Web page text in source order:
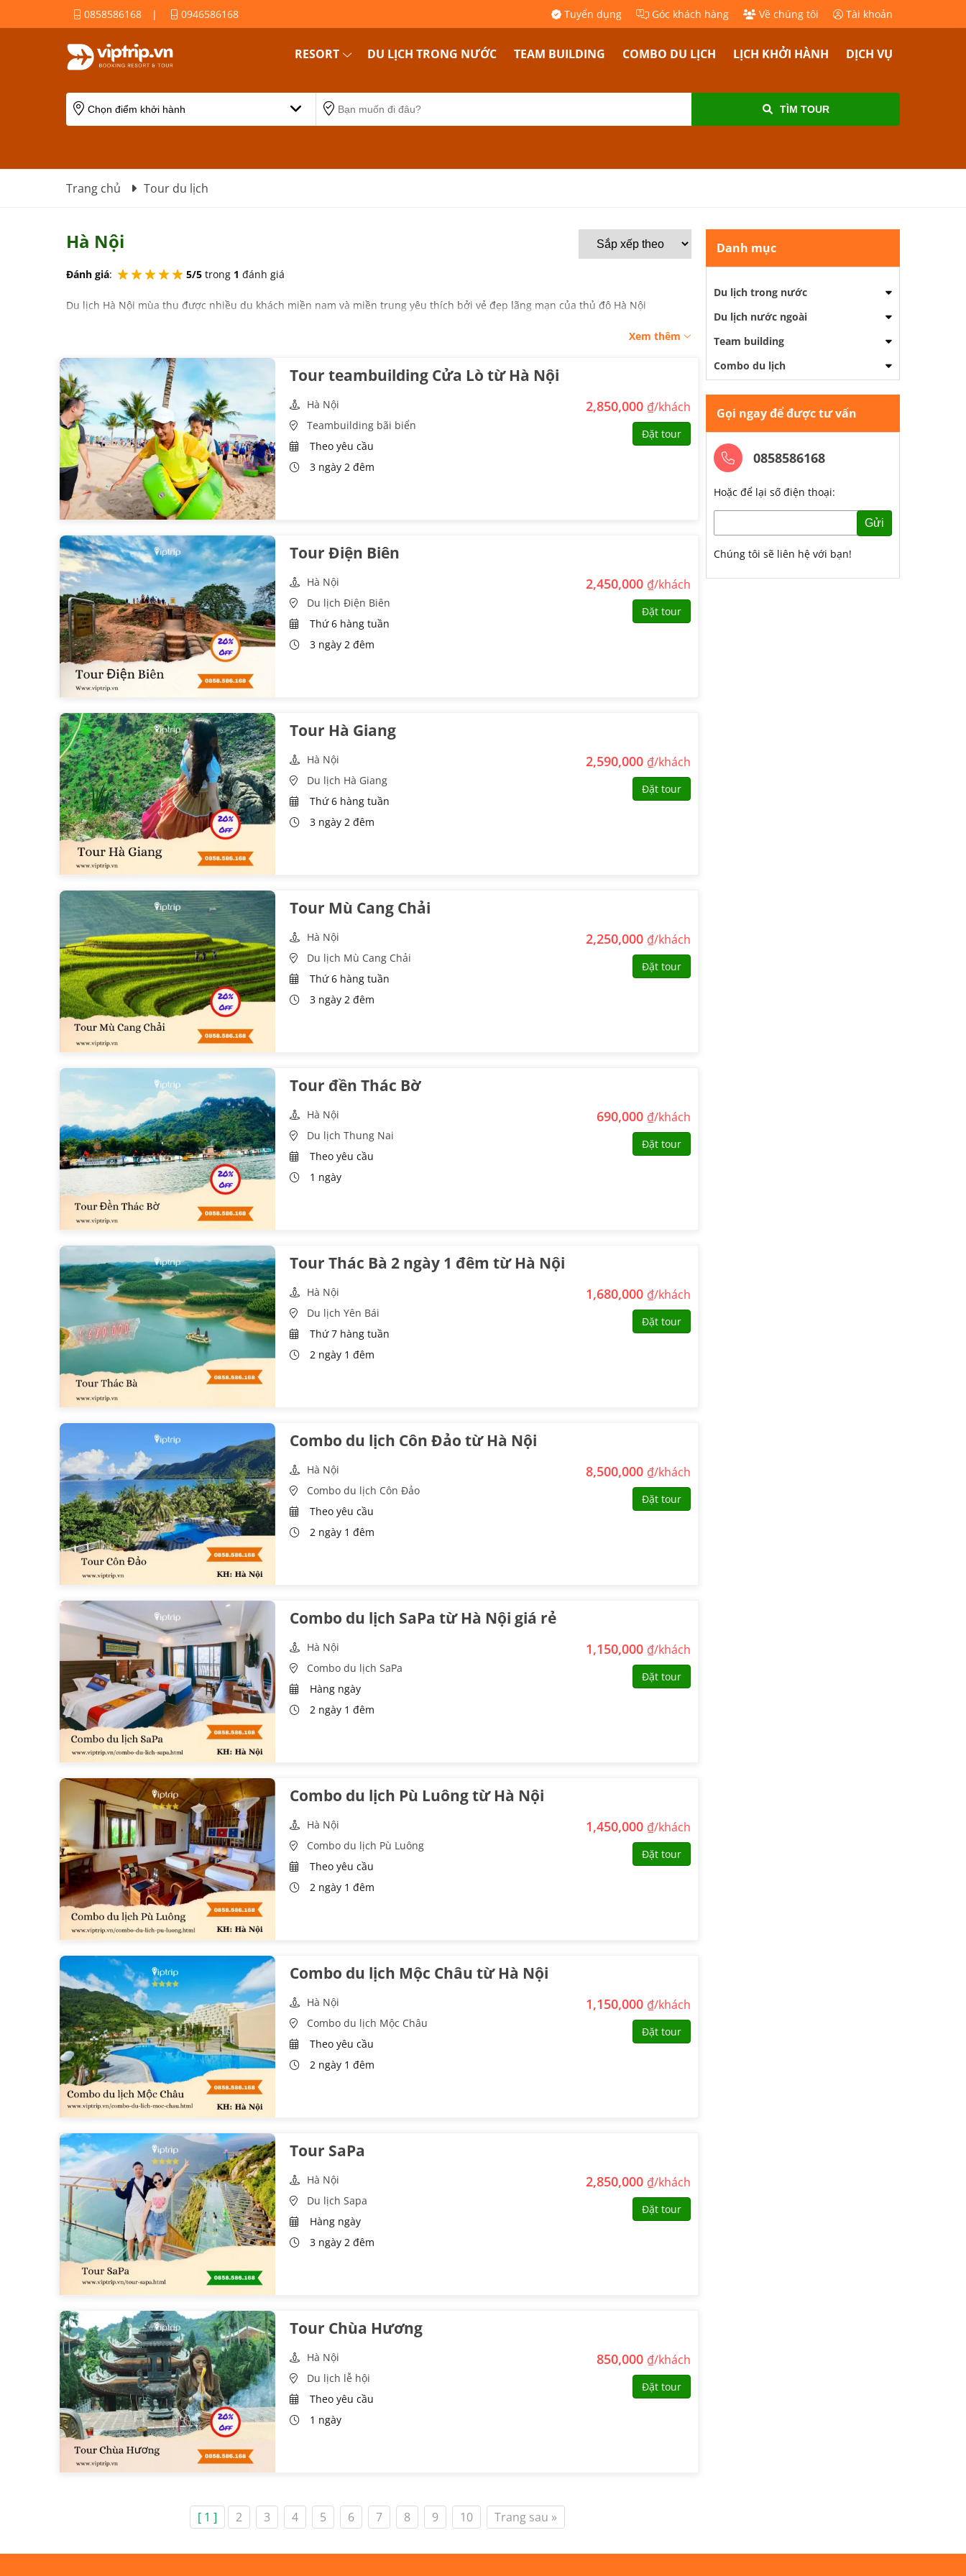
0858586168 | 0946586168 Tuyển dụng Góc khách hàng Về chúng tôi Tài khoản
RESORT DU LỊCH TRONG NƯỚC TEAM BUILDING COMBO DU LỊCH LỊCH KHỞI HÀNH DỊCH VỤ
TÌM TOUR
Trang chủ Tour du lịch
Hà Nội
Đánh giá: 5/5 trong 1 đánh giá
Du lịch Hà Nội mùa thu được nhiều du khách miền nam và miền trung yêu thích bởi vẻ đẹp lãng mạn của thủ đô Hà Nội
Xem thêm
Tour teambuilding Cửa Lò từ Hà Nội
Hà Nội
Teambuilding bãi biển
Theo yêu cầu
3 ngày 2 đêm
2,850,000 ₫/khách
Đặt tour
Tour Điện Biên
Hà Nội
Du lịch Điện Biên
Thứ 6 hàng tuần
3 ngày 2 đêm
2,450,000 ₫/khách
Đặt tour
Tour Hà Giang
Hà Nội
Du lịch Hà Giang
Thứ 6 hàng tuần
3 ngày 2 đêm
2,590,000 ₫/khách
Đặt tour
Tour Mù Cang Chải
Hà Nội
Du lịch Mù Cang Chải
Thứ 6 hàng tuần
3 ngày 2 đêm
2,250,000 ₫/khách
Đặt tour
Tour đền Thác Bờ
Hà Nội
Du lịch Thung Nai
Theo yêu cầu
1 ngày
690,000 ₫/khách
Đặt tour
Tour Thác Bà 2 ngày 1 đêm từ Hà Nội
Hà Nội
Du lịch Yên Bái
Thứ 7 hàng tuần
2 ngày 1 đêm
1,680,000 ₫/khách
Đặt tour
Combo du lịch Côn Đảo từ Hà Nội
Hà Nội
Combo du lịch Côn Đảo
Theo yêu cầu
2 ngày 1 đêm
8,500,000 ₫/khách
Đặt tour
Combo du lịch SaPa từ Hà Nội giá rẻ
Hà Nội
Combo du lịch SaPa
Hàng ngày
2 ngày 1 đêm
1,150,000 ₫/khách
Đặt tour
Combo du lịch Pù Luông từ Hà Nội
Hà Nội
Combo du lịch Pù Luông
Theo yêu cầu
2 ngày 1 đêm
1,450,000 ₫/khách
Đặt tour
Combo du lịch Mộc Châu từ Hà Nội
Hà Nội
Combo du lịch Mộc Châu
Theo yêu cầu
2 ngày 1 đêm
1,150,000 ₫/khách
Đặt tour
Tour SaPa
Hà Nội
Du lịch Sapa
Hàng ngày
3 ngày 2 đêm
2,850,000 ₫/khách
Đặt tour
Tour Chùa Hương
Hà Nội
Du lịch lễ hội
Theo yêu cầu
1 ngày
850,000 ₫/khách
Đặt tour
[ 1 ] 2 3 4 5 6 7 8 9 10 Trang sau »
Danh mục
Du lịch trong nước
Du lịch nước ngoài
Team building
Combo du lịch
Gọi ngay để được tư vấn
0858586168
Hoặc để lại số điện thoại:
Gửi
Chúng tôi sẽ liên hệ với bạn!